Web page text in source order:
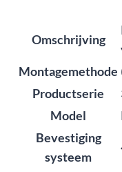
Omschrijving
Montagemethode
Productserie
Model
Bevestiging
systeem